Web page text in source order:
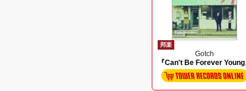
邦楽
Gotch
『Can't Be Forever Young